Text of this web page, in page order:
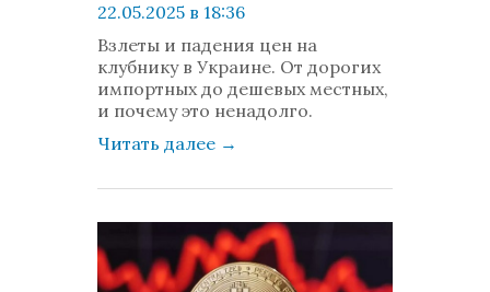
22.05.2025 в 18:36
комментариев: 0
Взлеты и падения цен на
клубнику в Украине. От дорогих
импортных до дешевых местных,
и почему это ненадолго.
Читать далее →